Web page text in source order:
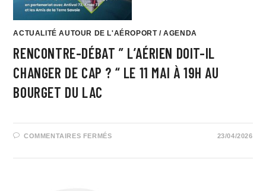
ACTUALITÉ AUTOUR DE L'AÉROPORT/AGENDA
RENCONTRE-DÉBAT ” L’AÉRIEN DOIT-IL
CHANGER DE CAP ? “ LE 11 MAI À 19H AU
BOURGET DU LAC
COMMENTAIRES FERMÉS 23/04/2026